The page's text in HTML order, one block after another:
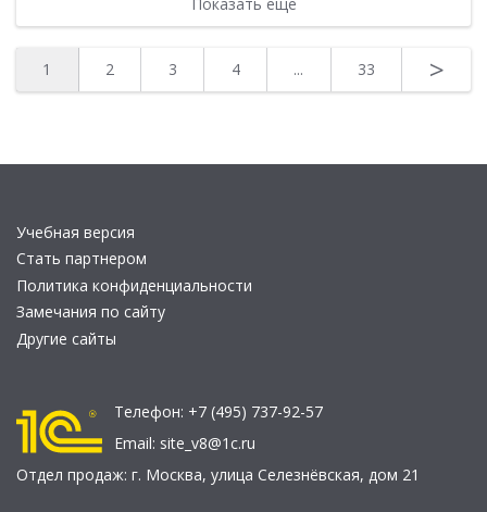
1 2 3 4 ... 33 >
Учебная версия
Стать партнером
Политика конфиденциальности
Замечания по сайту
Другие сайты
Телефон: +7 (495) 737-92-57
Email: site_v8@1c.ru
Отдел продаж: г. Москва, улица Селезнёвская, дом 21